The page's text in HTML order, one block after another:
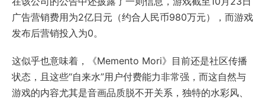
广告营销费用为2亿日元（约合人民币980万元），而游戏
发布后营销投入为0。
这似乎也意味着，《Memento Mori》目前还是社区传播
状态，且这些“自来水”用户付费能力非常强，而这自然与
游戏的内容尤其是音画品质脱不开关系，独特的水彩风、